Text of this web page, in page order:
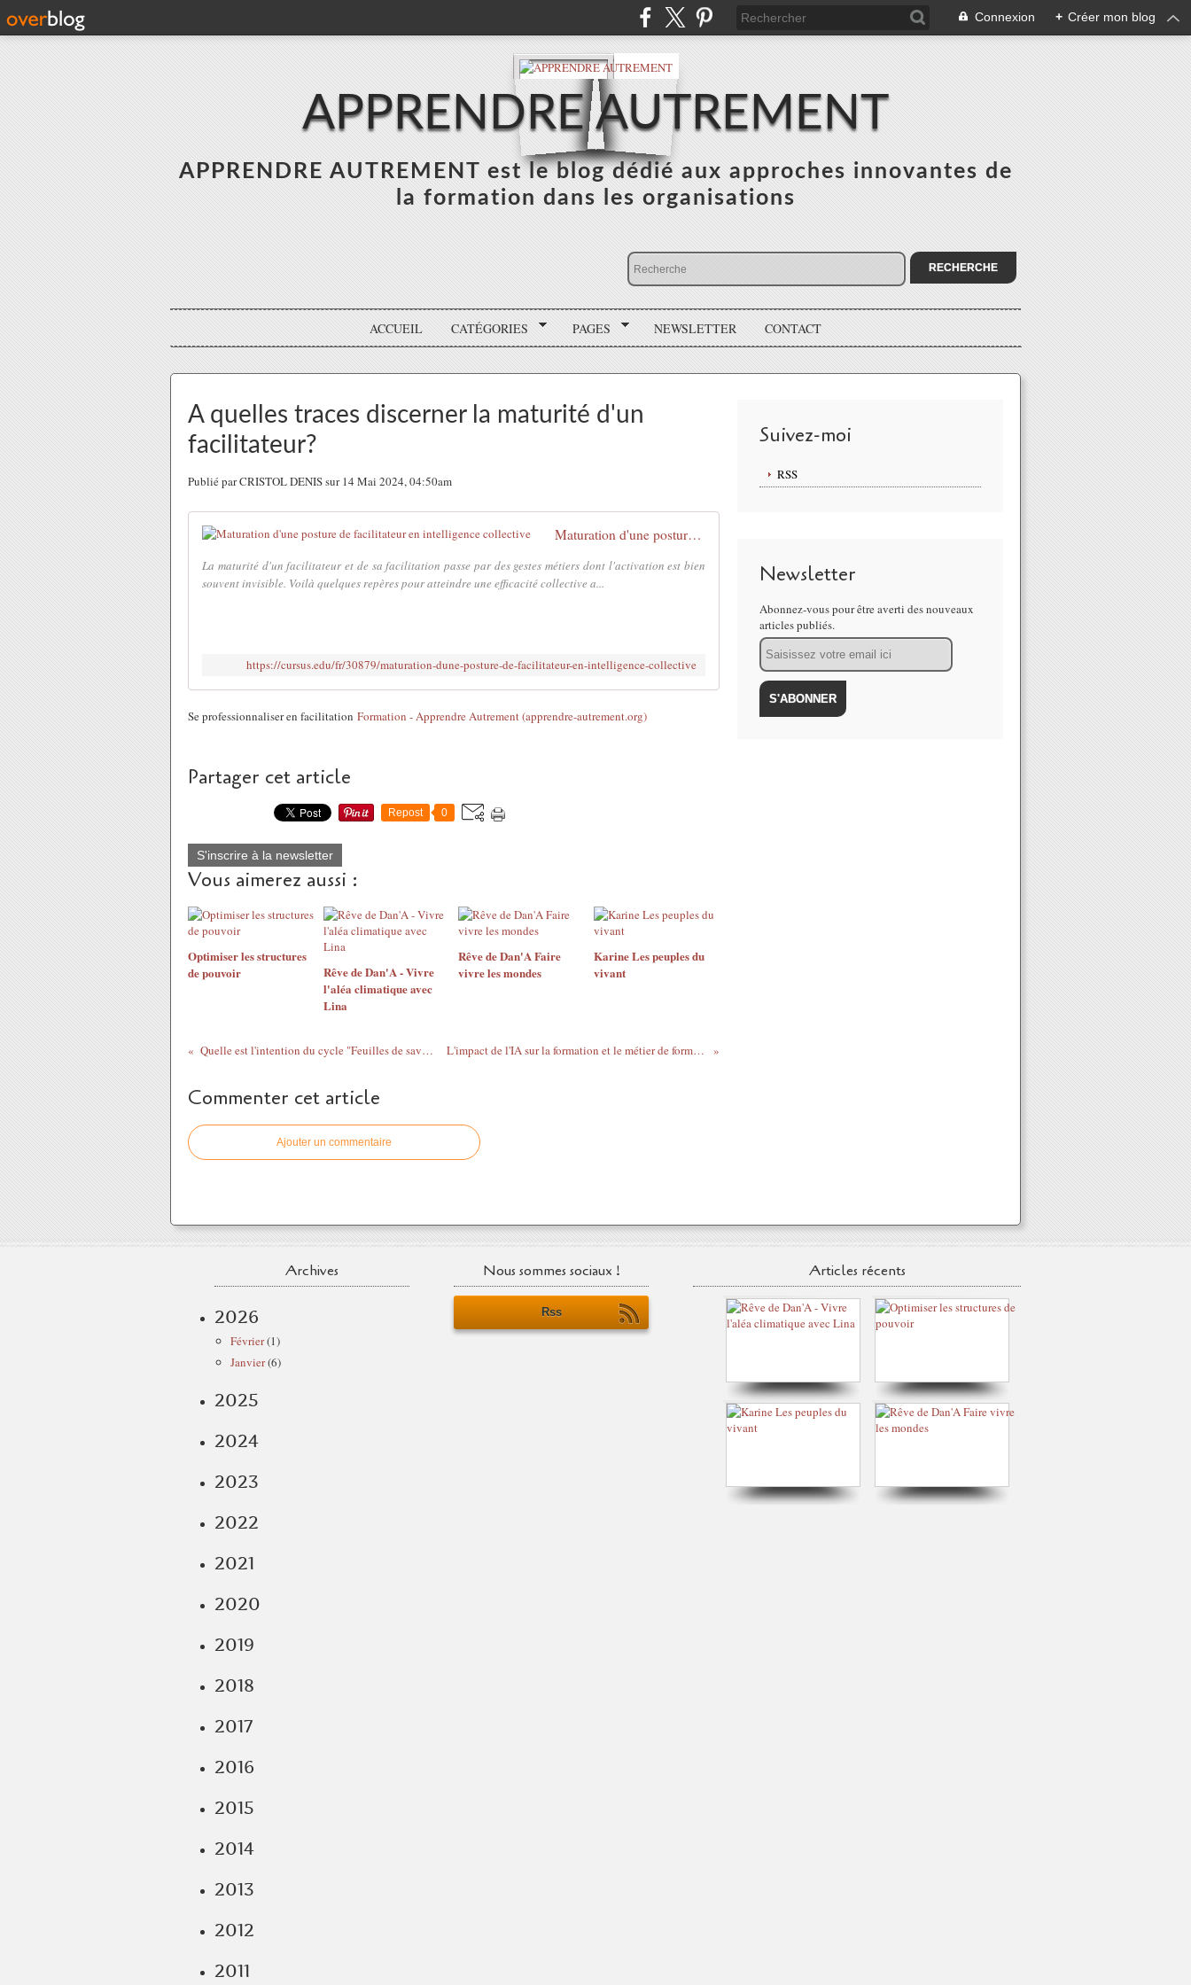
Connexion + Créer mon blog
APPRENDRE AUTREMENT
APPRENDRE AUTREMENT est le blog dédié aux approches innovantes de
la formation dans les organisations
ACCUEIL CATÉGORIES PAGES NEWSLETTER CONTACT
A quelles traces discerner la maturité d'un
facilitateur?
Publié par CRISTOL DENIS sur 14 Mai 2024, 04:50am
Maturation d'une posture de facilitateur en intelligence collective
La maturité d'un facilitateur et de sa facilitation passe par des gestes métiers dont l'activation est bien
souvent invisible. Voilà quelques repères pour atteindre une efficacité collective a...
https://cursus.edu/fr/30879/maturation-dune-posture-de-facilitateur-en-intelligence-collective
Se professionnaliser en facilitation Formation - Apprendre Autrement (apprendre-autrement.org)
Partager cet article
Repost 0
S'inscrire à la newsletter
Vous aimerez aussi :
Optimiser les structures
de pouvoir
Rêve de Dan'A - Vivre
l'aléa climatique avec
Lina
Rêve de Dan'A Faire
vivre les mondes
Karine Les peuples du
vivant
Quelle est l'intention du cycle "Feuilles de savoirs" L'impact de l'IA sur la formation et le métier de formateur
Commenter cet article
Ajouter un commentaire
Suivez-moi
RSS
Newsletter
Abonnez-vous pour être averti des nouveaux
articles publiés.
Email
Archives
2026
Février(1)
Janvier(6)
2025
2024
2023
2022
2021
2020
2019
2018
2017
2016
2015
2014
2013
2012
2011
Nous sommes sociaux !
Rss
Articles récents